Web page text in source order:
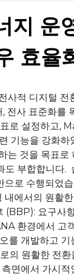
운
효율
적 디지털 전
전사 표준화
로 설정하고,
기능을 강화
것을 목표로
부합합니다
로 수행되었
에서의 원활
요구사
환경에서 고
개발하고
의 원활한 전
면에서 가시